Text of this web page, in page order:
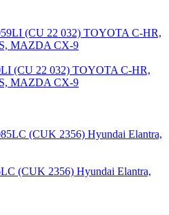
(CU 22 032) TOYOTA C-HR,
MAZDA CX-9
(CUK 2356) Hyundai Elantra,